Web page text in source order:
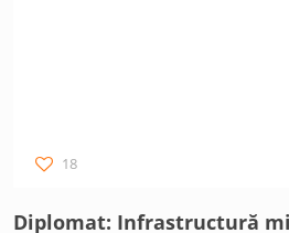
18
Diplomat: Infrastructură